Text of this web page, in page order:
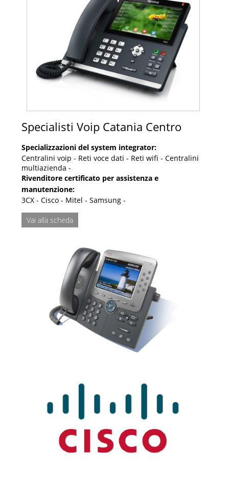
Specialisti Voip Catania Centro
Specializzazioni del system integrator:
Centralini voip - Reti voce dati - Reti wifi - Centralini
multiazienda -
Rivenditore certificato per assistenza e
manutenzione:
3CX - Cisco - Mitel - Samsung -
Vai alla scheda